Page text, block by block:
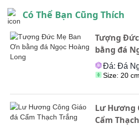
Có Thể Bạn Cũng Thích
Tượng
bằng đá
Đá: Đá Ngọc
Size: 20 cm
Lư Hương
Cẩm